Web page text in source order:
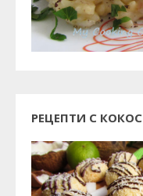
РЕЦЕПТИ С КОКОС